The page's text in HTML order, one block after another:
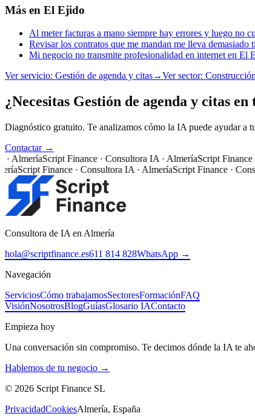
Más en El Ejido
Al meter facturas a mano siempre hay errores y luego no
Revisar los contratos que me mandan me lleva demasiado
Mi negocio no transmite profesionalidad en internet en El
Ver servicio: Gestión de agenda y citas→Ver sector: Construcción
¿Necesitas Gestión de agenda y citas
Diagnóstico gratuito. Te analizamos cómo la IA puede ayudar a
Contactar →
Script Finance · Consultora IA · AlmeríaScript Finance ·
Script Finance · Consultora IA · AlmeríaScript Finance ·
Consultora de IA en Almería
hola@scriptfinance.es611 814 828WhatsApp →
Navegación
ServiciosCómo trabajamosSectoresFormaciónFAQ
VisiónNosotrosBlogGuíasGlosario IAContacto
Empieza hoy
Una conversación sin compromiso. Te decimos dónde la IA te
Hablemos de tu negocio →
© 2026 Script Finance SL
PrivacidadCookiesAlmería, España